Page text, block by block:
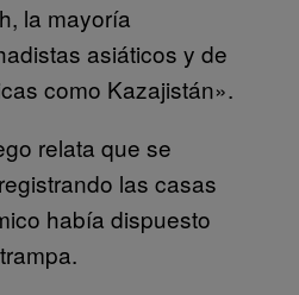
la mayoría
asiáticos y de
como Kazajistán».
relata que se
las casas
había dispuesto